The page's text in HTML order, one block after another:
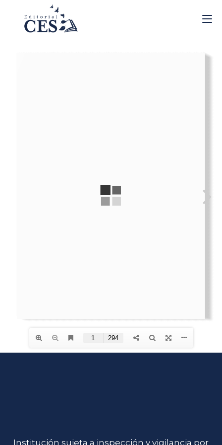
Institución sujeta a inspección y vigilancia por